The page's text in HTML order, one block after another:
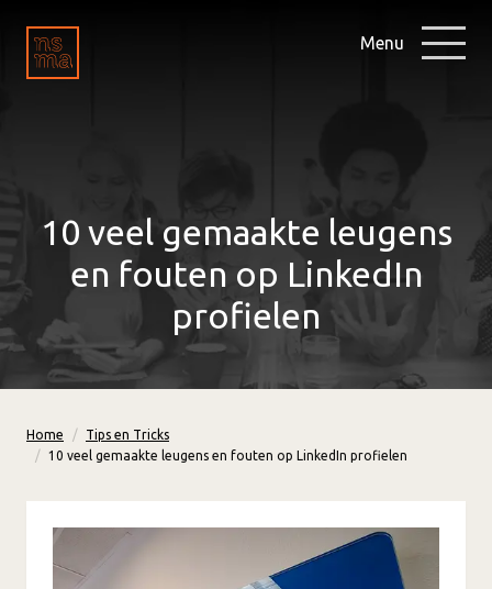
Menu
10 veel gemaakte leugens
en fouten op LinkedIn
profielen
Home
Tips en Tricks
10 veel gemaakte leugens en fouten op LinkedIn profielen